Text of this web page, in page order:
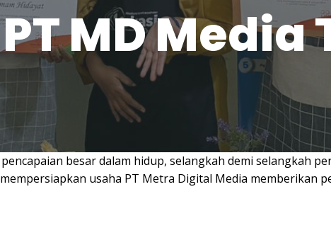
MD Media
besar dalam hidup, selangkah demi selangkah
usaha PT Metra Digital Media memberikan